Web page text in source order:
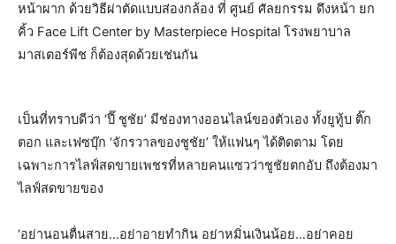
หน้าผาก ด้วยวิธีผ่าตัดแบบส่องกล้อง ที่ ศูนย์ ศัลยกรรม ดึงหน้า ยก
คิ้ว Face Lift Center by Masterpiece Hospital โรงพยาบาล
มาสเตอร์พีช ก็ต้องสุดด้วยเช่นกัน
เป็นที่ทราบดีว่า ‘ปี๊ ชูชัย’ มีช่องทางออนไลน์ของตัวเอง ทั้งยูทู้บ ติ๊ก
ตอก และเฟซบุ๊ก ‘จักรวาลของชูชัย’ ให้แฟนๆ ได้ติดตาม โดย
เฉพาะการไลฟ์สดขายเพชรที่หลายคนแซวว่าชูชัยตกอับ ถึงต้องมา
ไลฟ์สดขายของ
‘อย่านอนตื่นสาย…อย่าอายทำกิน อย่าหมิ่นเงินน้อย…อย่าคอย